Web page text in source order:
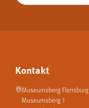
Kontakt
Museumsberg Flensburg
Museumsberg 1